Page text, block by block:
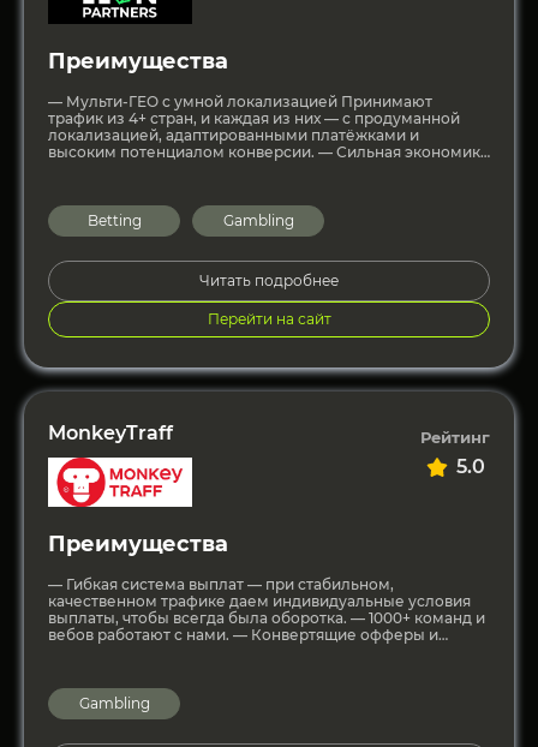
Преимущества
— Мульти-ГЕО с умной локализацией Принимают
трафик из 4+ стран, и каждая из них — с продуманной
локализацией, адаптированными платёжками и
высоким потенциалом конверсии. — Сильная экономика
Betting Gambling
Читать подробнее
Перейти на сайт
MonkeyTraff Рейтинг
5.0
Преимущества
— Гибкая система выплат — при стабильном,
качественном трафике даем индивидуальные условия
выплаты, чтобы всегда была оборотка. — 1000+ команд и
вебов работают с нами. — Конвертящие офферы и
Gambling